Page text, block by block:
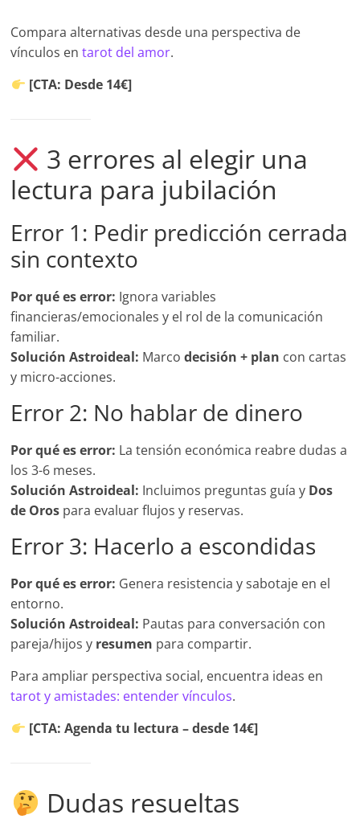
Compara alternativas desde una perspectiva de
vínculos entarot del amor.
[CTA: Desde 14€]
3 errores al elegir una
lectura para jubilación
Error 1: Pedir predicción cerrada
sin contexto
Por qué es error: Ignora variables
financieras/emocionales y el rol de la comunicación
familiar.
Solución Astroideal: Marcodecisión + plan con cartas
y micro-acciones.
Error 2: No hablar de dinero
Por qué es error: La tensión económica reabre dudas a
los 3-6 meses.
Solución Astroideal: Incluimos preguntas guía y Dos
de Oros para evaluar flujos y reservas.
Error 3: Hacerlo a escondidas
Por qué es error: Genera resistencia y sabotaje en el
entorno.
Solución Astroideal: Pautas para conversación con
pareja/hijos y resumen para compartir.
Para ampliar perspectiva social, encuentra ideas en
tarot y amistades: entender vínculos.
[CTA: Agenda tu lectura – desde 14€]
Dudas resueltas